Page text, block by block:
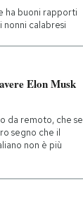
ha buoni rapporti
nonni calabresi
Elon Musk
da remoto, che se
segno che il
non è più